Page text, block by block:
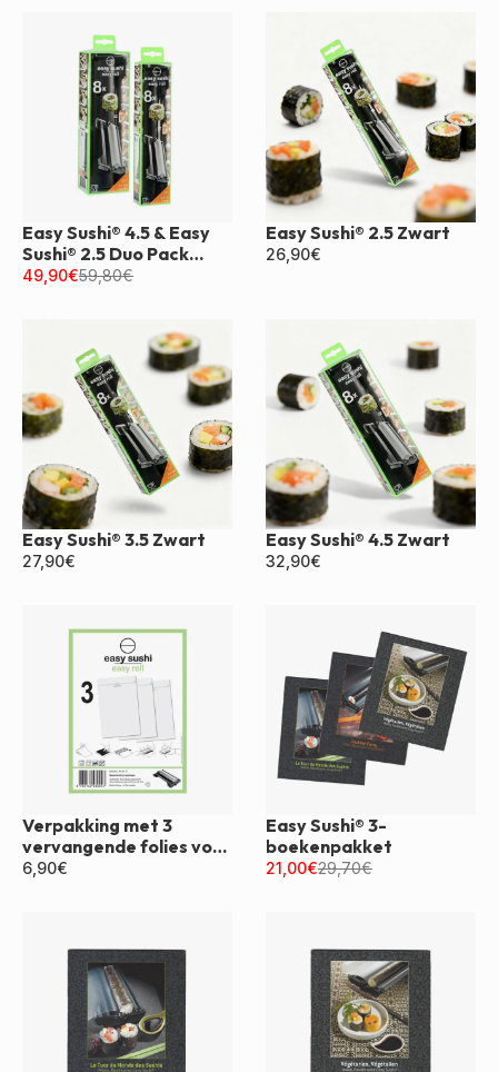
Easy Sushi® 4.5 & Easy
Sushi® 2.5 Duo Pack
Zwart
49,90€59,80€
Easy Sushi® 2.5 Zwart
26,90€
Easy Sushi® 3.5 Zwart
27,90€
Easy Sushi® 4.5 Zwart
32,90€
Verpakking met 3
vervangende folies voor
Easy Sushi®
6,90€
Easy Sushi® 3-
boekenpakket
21,00€29,70€